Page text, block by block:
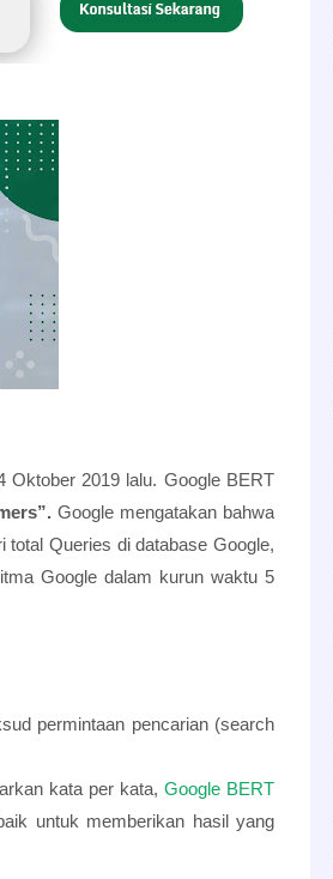
Oktober 2019 lalu. Google BERT
Google mengatakan bahwa
Queries di database Google,
Google dalam kurun waktu 5
permintaan pencarian (search
kata per kata, Google BERT
untuk memberikan hasil yang